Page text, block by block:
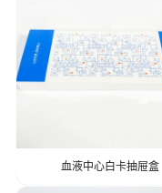
血液中心白卡抽屉盒